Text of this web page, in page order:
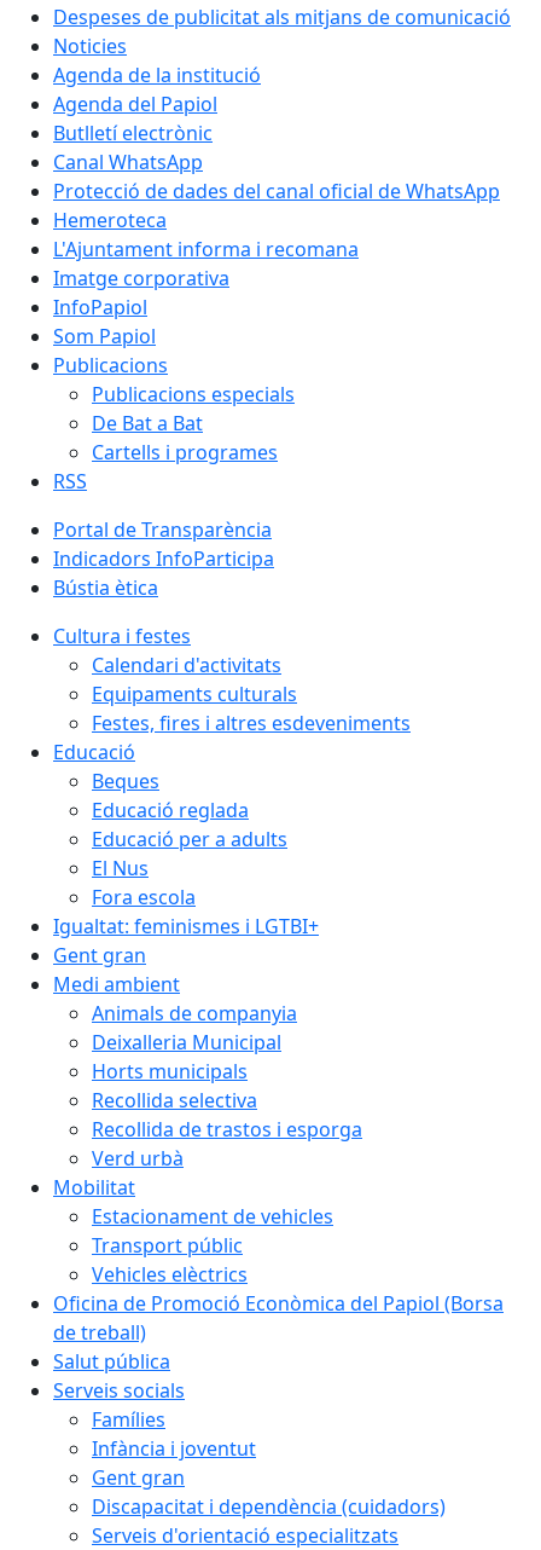
Despeses de publicitat als mitjans de comunicació
Noticies
Agenda de la institució
Agenda del Papiol
Butlletí electrònic
Canal WhatsApp
Protecció de dades del canal oficial de WhatsApp
Hemeroteca
L'Ajuntament informa i recomana
Imatge corporativa
InfoPapiol
Som Papiol
Publicacions
Publicacions especials
De Bat a Bat
Cartells i programes
RSS
Portal de Transparència
Indicadors InfoParticipa
Bústia ètica
Cultura i festes
Calendari d'activitats
Equipaments culturals
Festes, fires i altres esdeveniments
Educació
Beques
Educació reglada
Educació per a adults
El Nus
Fora escola
Igualtat: feminismes i LGTBI+
Gent gran
Medi ambient
Animals de companyia
Deixalleria Municipal
Horts municipals
Recollida selectiva
Recollida de trastos i esporga
Verd urbà
Mobilitat
Estacionament de vehicles
Transport públic
Vehicles elèctrics
Oficina de Promoció Econòmica del Papiol (Borsa
de treball)
Salut pública
Serveis socials
Famílies
Infància i joventut
Gent gran
Discapacitat i dependència (cuidadors)
Serveis d'orientació especialitzats